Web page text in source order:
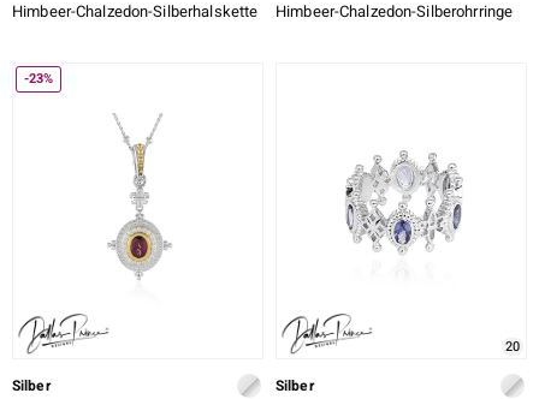
Himbeer-Chalzedon-Silberhalskette Himbeer-Chalzedon-Silberohrringe
-23%
Silber
20
Silber